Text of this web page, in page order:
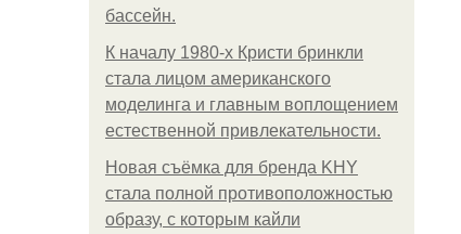
бассейн.
К началу 1980-х Кристи бринкли
стала лицом американского
моделинга и главным воплощением
естественной привлекательности.
Новая съёмка для бренда KHY
стала полной противоположностью
образу, с которым кайли